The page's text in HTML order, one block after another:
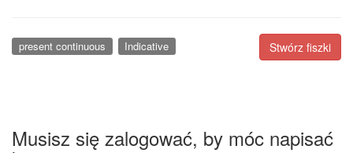
Stwórz fiszki
present continuous Indicative
Musisz się zalogować, by móc napisać